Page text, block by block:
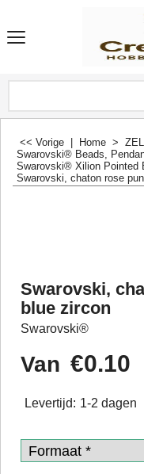
<< Vorige Home >
Swarovski® Beads,
Swarovski® Xilion Pointed
Swarovski, chaton rose
Swarovski,
blue zircon
Swarovski®
Van €0.10
Levertijd: 1-2 dagen